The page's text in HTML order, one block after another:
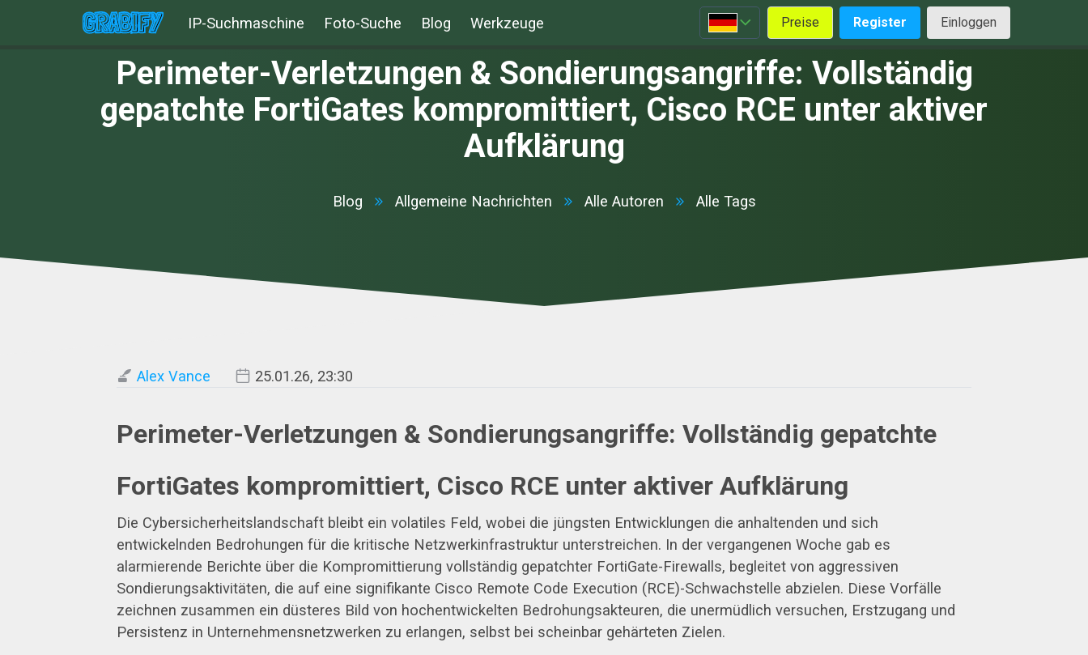
IP-Suchmaschine Foto-Suche Blog Werkzeuge Preise Register Einloggen
Perimeter-Verletzungen & Sondierungsangriffe: Vollständig
gepatchte FortiGates kompromittiert, Cisco RCE unter aktiver
Aufklärung
Blog Allgemeine Nachrichten Alle Autoren Alle Tags
Alex Vance 25.01.26, 23:30
Perimeter-Verletzungen & Sondierungsangriffe: Vollständig gepatchte
FortiGates kompromittiert, Cisco RCE unter aktiver Aufklärung
Die Cybersicherheitslandschaft bleibt ein volatiles Feld, wobei die jüngsten Entwicklungen die anhaltenden und sich
entwickelnden Bedrohungen für die kritische Netzwerkinfrastruktur unterstreichen. In der vergangenen Woche gab es
alarmierende Berichte über die Kompromittierung vollständig gepatchter FortiGate-Firewalls, begleitet von aggressiven
Sondierungsaktivitäten, die auf eine signifikante Cisco Remote Code Execution (RCE)-Schwachstelle abzielen. Diese Vorfälle
zeichnen zusammen ein düsteres Bild von hochentwickelten Bedrohungsakteuren, die unermüdlich versuchen, Erstzugang und
Persistenz in Unternehmensnetzwerken zu erlangen, selbst bei scheinbar gehärteten Zielen.